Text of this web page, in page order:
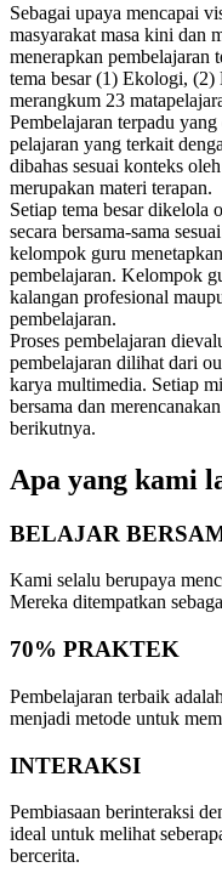
Sebagai upaya mencapai
masyarakat masa kini dan
menerapkan pembelajaran
tema besar (1) Ekologi,
merangkum 23
Pembelajaran terpadu
pelajaran yang terkait
dibahas sesuai konteks
merupakan materi terapan.
Setiap tema besar dikelola
secara bersama-sama
kelompok guru
pembelajaran. Kelompok
kalangan profesional
pembelajaran.
Proses pembelajaran
pembelajaran dilihat dari
karya multimedia. Setiap
bersama dan
berikutnya.
Apa yang kami
BELAJAR
Kami selalu berupaya
Mereka ditempatkan
70% PRAKTEK
Pembelajaran terbaik
menjadi metode untuk
INTERAKSI
Pembiasaan berinteraksi
ideal untuk melihat
bercerita.